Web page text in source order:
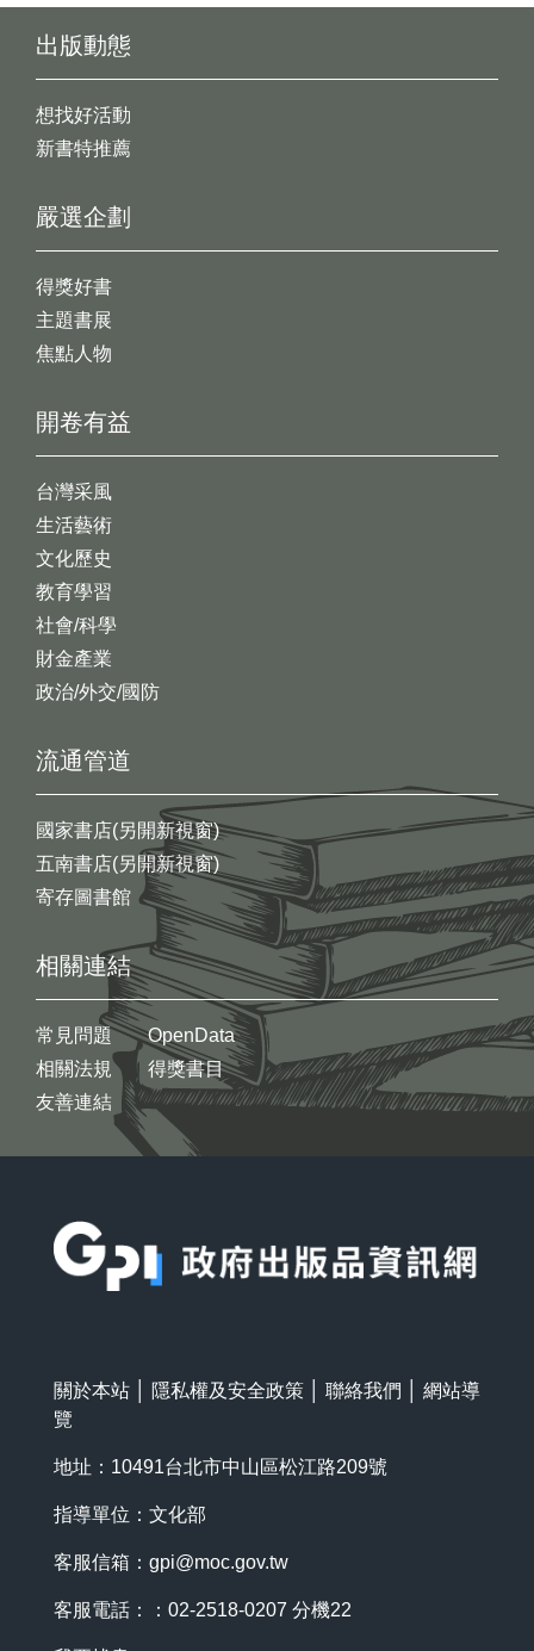
出版動態
想找好活動
新書特推薦
開卷有益
台灣采風
生活藝術
文化歷史
教育學習
社會/科學
財金產業
政治/外交/國防
嚴選企劃
得獎好書
主題書展
焦點人物
流通管道
國家書店(另開新視窗)
五南書店(另開新視窗)
寄存圖書館
相關連結
常見問題
相關法規
友善連結
OpenData
得獎書目
關於本站 隱私權及安全政策 聯絡我們
網站導
覽
地址：10491台北市中山區松江路209號
指導單位：文化部
客服信箱： gpi@moc.gov.tw
客服電話：：02-2518-0207 分機22